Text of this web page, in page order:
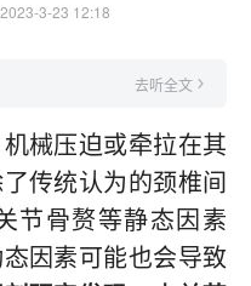
  2023-3-23 12:18
去听全文
械压迫或牵拉在其
传统认为的颈椎间
节骨赘等静态因素
因素可能也会导致